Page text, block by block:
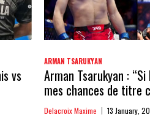
vs
ARMAN TSARUKYAN
Arman Tsarukyan :
mes chances de titre
Delacroix Maxime 13 January,